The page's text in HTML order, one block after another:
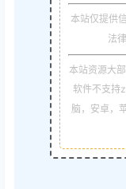
本站仅提供
法
本站资源大
软件不支持
脑，安卓，